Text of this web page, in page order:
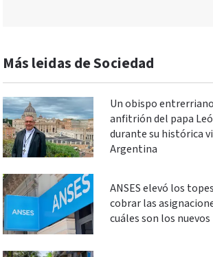
Más leidas de Sociedad
Un obispo
anfitrión del papa
durante su histórica
Argentina
ANSES elevó los
cobrar las
cuáles son los